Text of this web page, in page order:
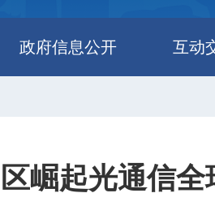
政府信息公开 互动
崛起光通信全